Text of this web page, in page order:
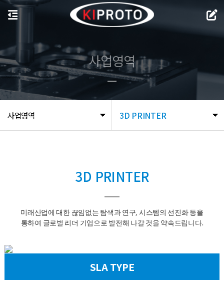
사업영역 3D PRINTER
사업영역
3D PRINTER
미래산업에 대한 끊임없는 탐색과 연구, 시스템의 선진화 등을
통하여 글로벌 리더 기업으로 발전해 나갈 것을 약속드립니다.
SLA TYPE